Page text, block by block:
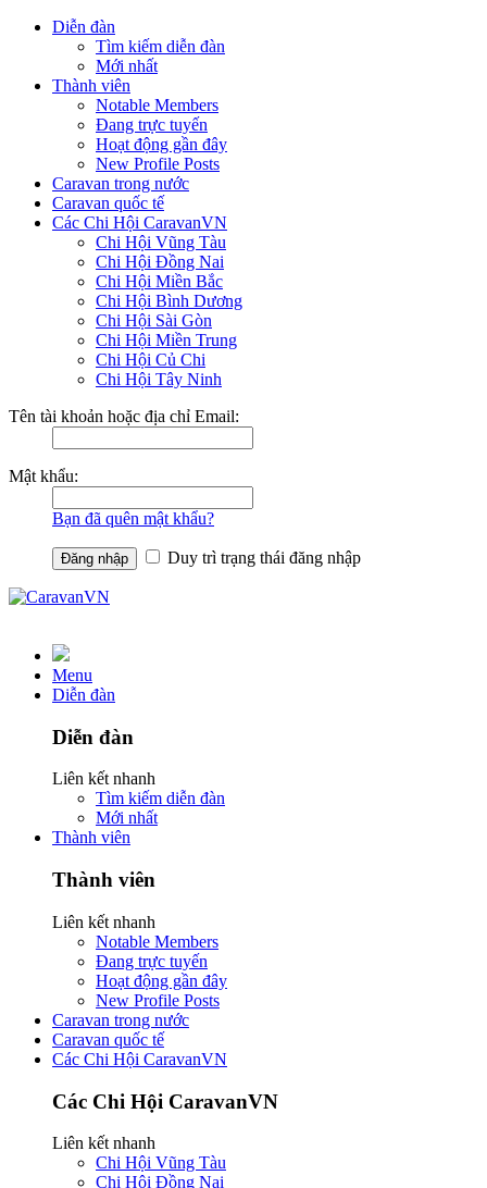
Diễn đàn
Tìm kiếm diễn đàn
Mới nhất
Thành viên
Notable Members
Đang trực tuyến
Hoạt động gần đây
New Profile Posts
Caravan trong nước
Caravan quốc tế
Các Chi Hội CaravanVN
Chi Hội Vũng Tàu
Chi Hội Đồng Nai
Chi Hội Miền Bắc
Chi Hội Bình Dương
Chi Hội Sài Gòn
Chi Hội Miền Trung
Chi Hội Củ Chi
Chi Hội Tây Ninh
Tên tài khoản hoặc địa chỉ Email:
Mật khẩu:
Bạn đã quên mật khẩu?
Duy trì trạng thái đăng nhập
Menu
Diễn đàn
Diễn đàn
Liên kết nhanh
Tìm kiếm diễn đàn
Mới nhất
Thành viên
Thành viên
Liên kết nhanh
Notable Members
Đang trực tuyến
Hoạt động gần đây
New Profile Posts
Caravan trong nước
Caravan quốc tế
Các Chi Hội CaravanVN
Các Chi Hội CaravanVN
Liên kết nhanh
Chi Hội Vũng Tàu
Chi Hội Đồng Nai